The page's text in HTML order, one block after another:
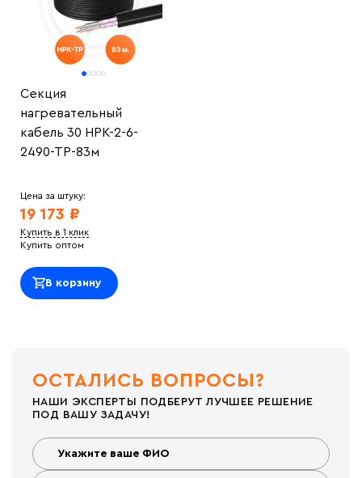
Секция
нагревательный
кабель 30 НРК-2-6-
2490-ТР-83м
Цена за штуку:
19 173 ₽
Купить в 1 клик
Купить оптом
В корзину
ОСТАЛИСЬ ВОПРОСЫ?
НАШИ ЭКСПЕРТЫ ПОДБЕРУТ ЛУЧШЕЕ РЕШЕНИЕ
ПОД ВАШУ ЗАДАЧУ!